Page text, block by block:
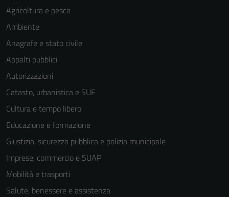
Agricoltura e pesca
Ambiente
Anagrafe e stato civile
Appalti pubblici
Autorizzazioni
Catasto, urbanistica e SUE
Cultura e tempo libero
Educazione e formazione
Giustizia, sicurezza pubblica e polizia municipale
Imprese, commercio e SUAP
Mobilità e trasporti
Salute, benessere e assistenza